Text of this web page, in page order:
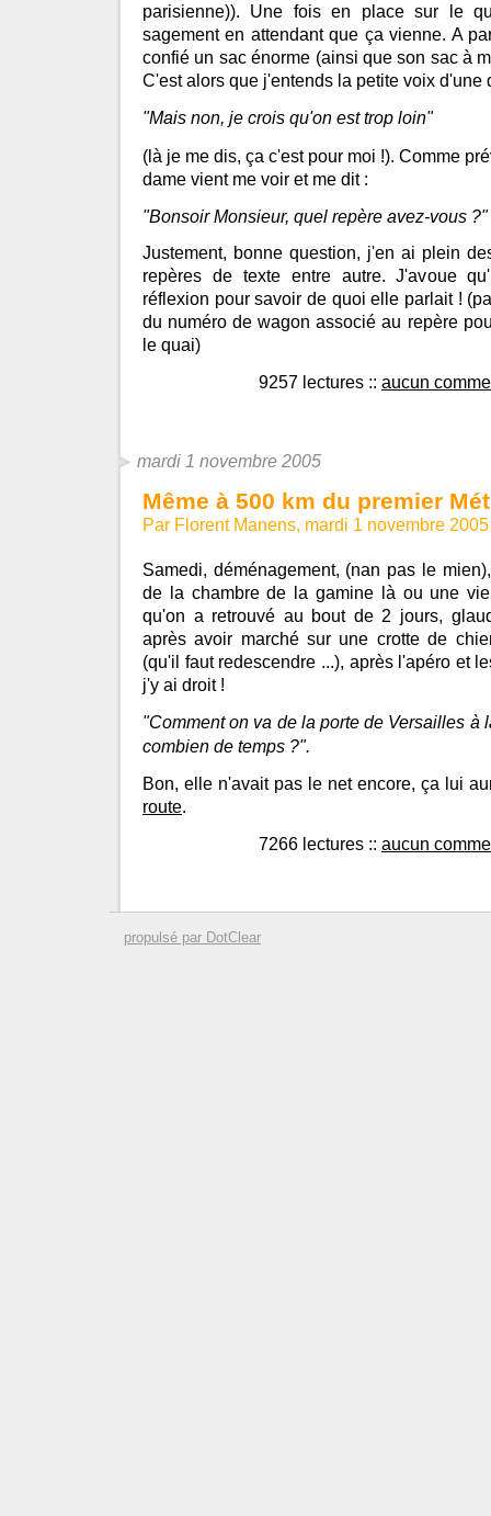
parisienne)). Une fois en place sur le
sagement en attendant que ça vienne. A
confié un sac énorme (ainsi que son sac à
C'est alors que j'entends la petite voix d'une
"Mais non, je crois qu'on est trop loin"
(là je me dis, ça c'est pour moi !). Comme
dame vient me voir et me dit :
"Bonsoir Monsieur, quel repère avez-vous ?"
Justement, bonne question, j'en ai plein
repères de texte entre autre. J'avoue
réflexion pour savoir de quoi elle parlait !
du numéro de wagon associé au repère
le quai)
9257 lectures :: aucun
mardi 1 novembre 2005
Même à 500 km du premier
Par Florent Manens, mardi 1 novembre
Samedi, déménagement, (nan pas le
de la chambre de la gamine là ou une
qu'on a retrouvé au bout de 2 jours,
après avoir marché sur une crotte de
(qu'il faut redescendre ...), après l'apéro et
j'y ai droit !
"Comment on va de la porte de Versailles à
combien de temps ?".
Bon, elle n'avait pas le net encore, ça lui
route.
7266 lectures :: aucun
propulsé par DotClear